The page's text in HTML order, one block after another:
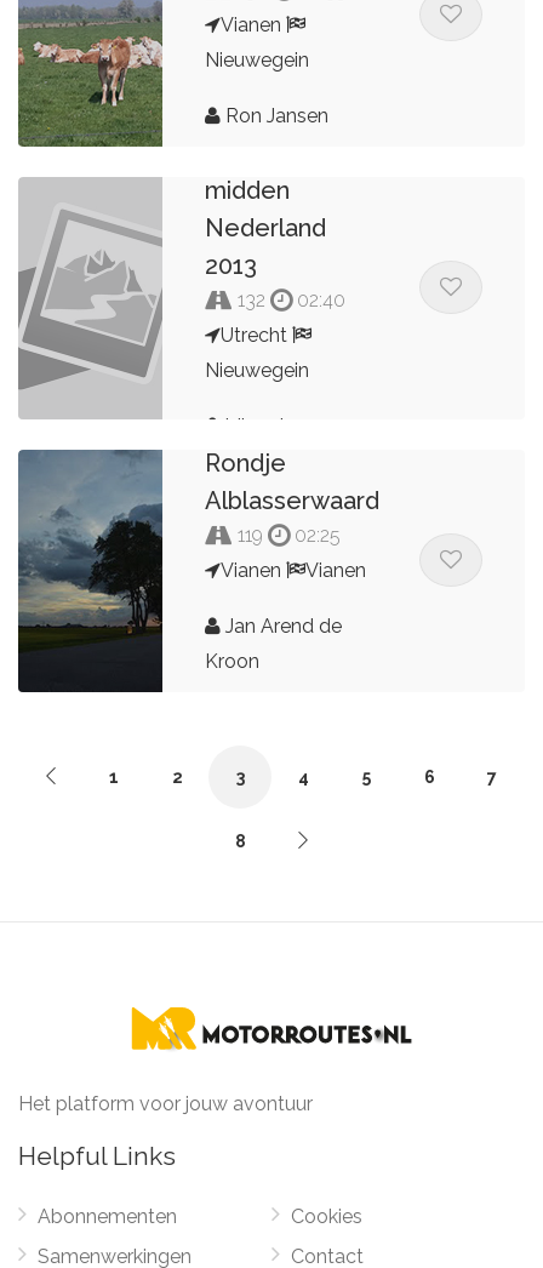
Vianen
Nieuwegein
Ron Jansen
midden
Nederland
2013
132
02:40
Utrecht
Nieuwegein
bikerplace
Rondje
Alblasserwaard
119
02:25
Vianen
Vianen
Jan Arend de
Kroon
1 2 3 4 5 6 7
8
Het platform voor jouw avontuur
Helpful Links
Abonnementen
Samenwerkingen
Cookies
Contact